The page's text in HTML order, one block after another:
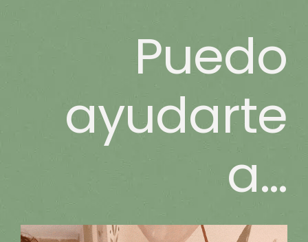
Puedo
ayudarte
a…